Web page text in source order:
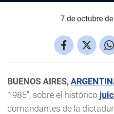
7 de octubre
BUENOS AIRES,
1985", sobre el histórico
comandantes de la